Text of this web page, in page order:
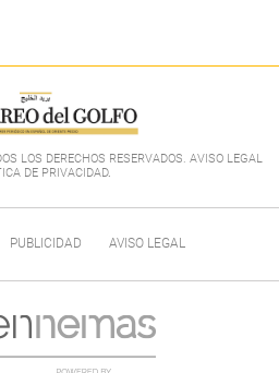
LOS DERECHOS RESERVADOS. AVISO LEGAL
DE PRIVACIDAD.
PUBLICIDAD AVISO LEGAL